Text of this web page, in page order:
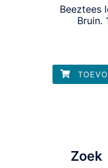
Beeztees
Bruin.
Zoek